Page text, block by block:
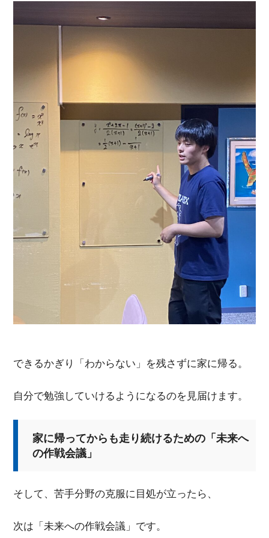
できるかぎり「わからない」を残さずに家に帰る。
自分で勉強していけるようになるのを見届けます。
家に帰ってからも走り続けるための「未来へ
の作戦会議」
そして、苦手分野の克服に目処が立ったら、
次は「未来への作戦会議」です。